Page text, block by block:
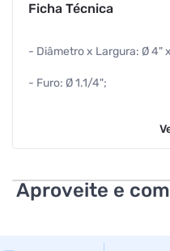
Ficha Técnica
- Diâmetro x Largura: Ø 4"
- Furo: Ø 1.1/4";
Aproveite e